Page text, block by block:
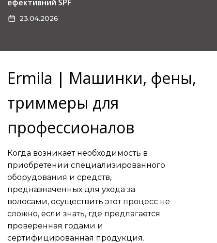
ефективний SPF
23.04.2026
Ermila | Машинки, фены,
триммеры для
профессионалов
Когда возникает необходимость в
приобретении специализированного
оборудования и средств,
предназначенных для ухода за
волосами, осуществить этот процесс не
сложно, если знать, где предлагается
проверенная годами и
сертифицированная продукция.